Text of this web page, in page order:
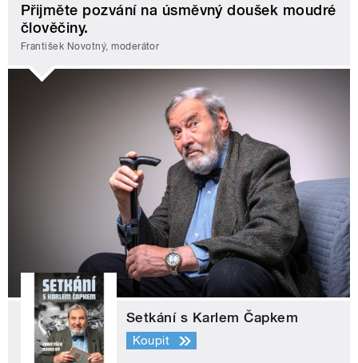
Přijměte pozvání na úsměvný doušek moudré
člověčiny.
František Novotný, moderátor
Setkání s Karlem Čapkem
Koupit